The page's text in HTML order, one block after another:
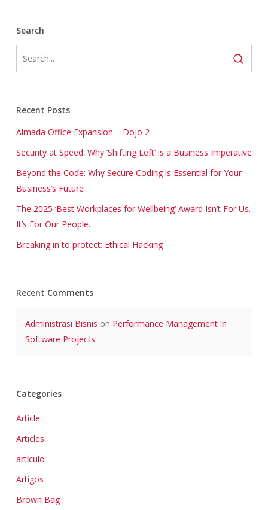
Search
Recent Posts
Almada Office Expansion – Dojo 2
Security at Speed: Why ‘Shifting Left’ is a Business Imperative
Beyond the Code: Why Secure Coding is Essential for Your
Business’s Future
The 2025 ‘Best Workplaces for Wellbeing’ Award Isn’t For Us.
It’s For Our People.
Breaking in to protect: Ethical Hacking
Recent Comments
Administrasi Bisnis on Performance Management in
Software Projects
Categories
Article
Articles
artículo
Artigos
Brown Bag